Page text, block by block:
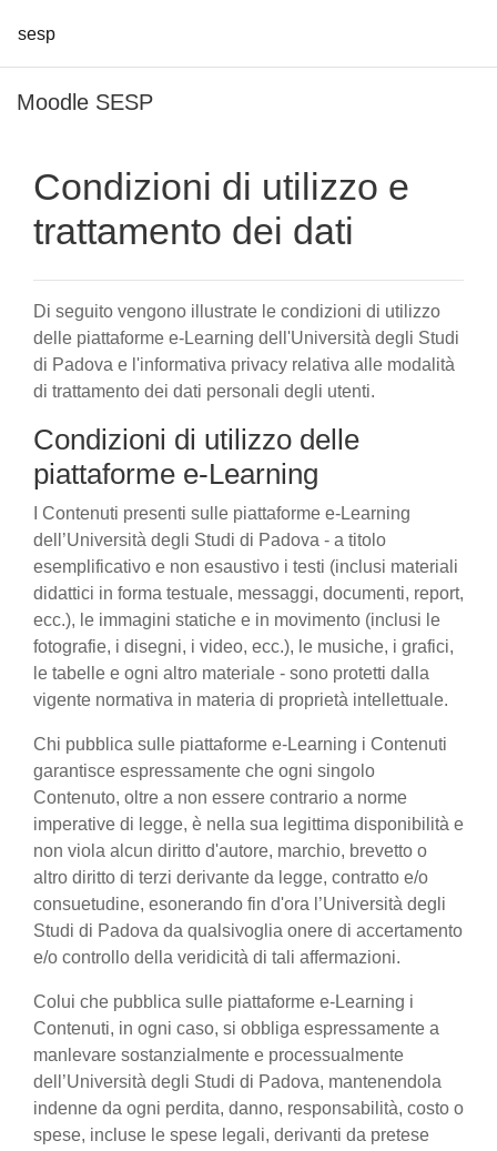
sesp
Moodle SESP
Condizioni di utilizzo e
trattamento dei dati
Di seguito vengono illustrate le condizioni di utilizzo
delle piattaforme e-Learning dell'Università degli Studi
di Padova e l'informativa privacy relativa alle modalità
di trattamento dei dati personali degli utenti.
Condizioni di utilizzo delle
piattaforme e-Learning
I Contenuti presenti sulle piattaforme e-Learning
dell’Università degli Studi di Padova - a titolo
esemplificativo e non esaustivo i testi (inclusi materiali
didattici in forma testuale, messaggi, documenti, report,
ecc.), le immagini statiche e in movimento (inclusi le
fotografie, i disegni, i video, ecc.), le musiche, i grafici,
le tabelle e ogni altro materiale - sono protetti dalla
vigente normativa in materia di proprietà intellettuale.
Chi pubblica sulle piattaforme e-Learning i Contenuti
garantisce espressamente che ogni singolo
Contenuto, oltre a non essere contrario a norme
imperative di legge, è nella sua legittima disponibilità e
non viola alcun diritto d'autore, marchio, brevetto o
altro diritto di terzi derivante da legge, contratto e/o
consuetudine, esonerando fin d'ora l’Università degli
Studi di Padova da qualsivoglia onere di accertamento
e/o controllo della veridicità di tali affermazioni.
Colui che pubblica sulle piattaforme e-Learning i
Contenuti, in ogni caso, si obbliga espressamente a
manlevare sostanzialmente e processualmente
dell’Università degli Studi di Padova, mantenendola
indenne da ogni perdita, danno, responsabilità, costo o
spese, incluse le spese legali, derivanti da pretese